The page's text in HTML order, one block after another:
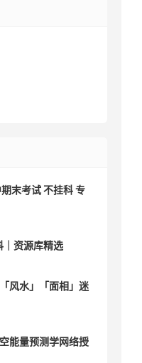
末考试 不挂科 专
｜资源库精选
风水」「面相」迷
能量预测学网络授